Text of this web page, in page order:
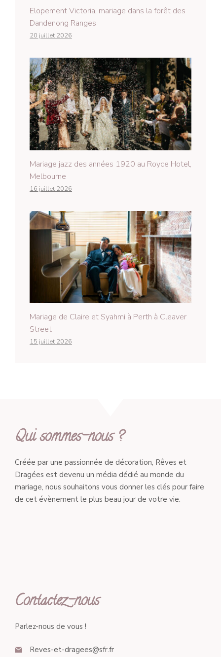
Elopement Victoria, mariage dans la forêt des
Dandenong Ranges
20 juillet 2026
Mariage jazz des années 1920 au Royce Hotel,
Melbourne
16 juillet 2026
Mariage de Claire et Syahmi à Perth à Cleaver
Street
15 juillet 2026
Qui sommes-nous ?
Créée par une passionnée de décoration, Rêves et
Dragées est devenu un média dédié au monde du
mariage, nous souhaitons vous donner les clés pour faire
de cet évènement le plus beau jour de votre vie.
Contactez-nous
Parlez-nous de vous !
Reves-et-dragees@sfr.fr